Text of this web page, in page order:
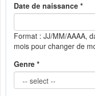
Date de naissance *
Format : JJ/MM/AAAA,
mois pour changer de
Genre *